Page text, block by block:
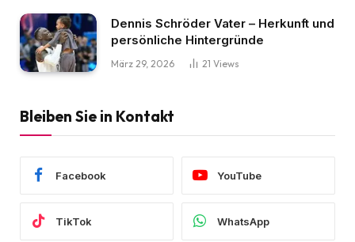
Dennis Schröder Vater – Herkunft und
persönliche Hintergründe
März 29, 2026 21 Views
Bleiben Sie in Kontakt
Facebook YouTube
TikTok WhatsApp